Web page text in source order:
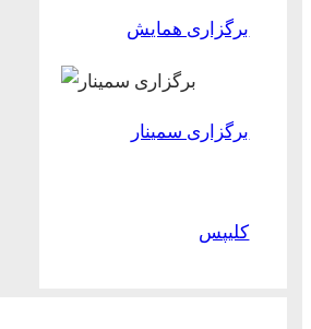
برگزاری همایش
برگزاری سمینار
کلیپس